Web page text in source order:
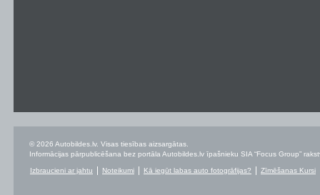
© 2026 Autobildes.lv. Visas tiesības aizsargātas.
Informācijas pārpublicēšana bez portāla Autobildes.lv īpašnieku SIA “Focus Group”
Izbraucieni ar jahtu Noteikumi Kā iegūt labas auto fotogrāfijas? Zīmēšanas Kursi